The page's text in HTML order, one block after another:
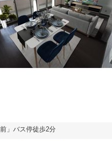
」バス停徒歩2分